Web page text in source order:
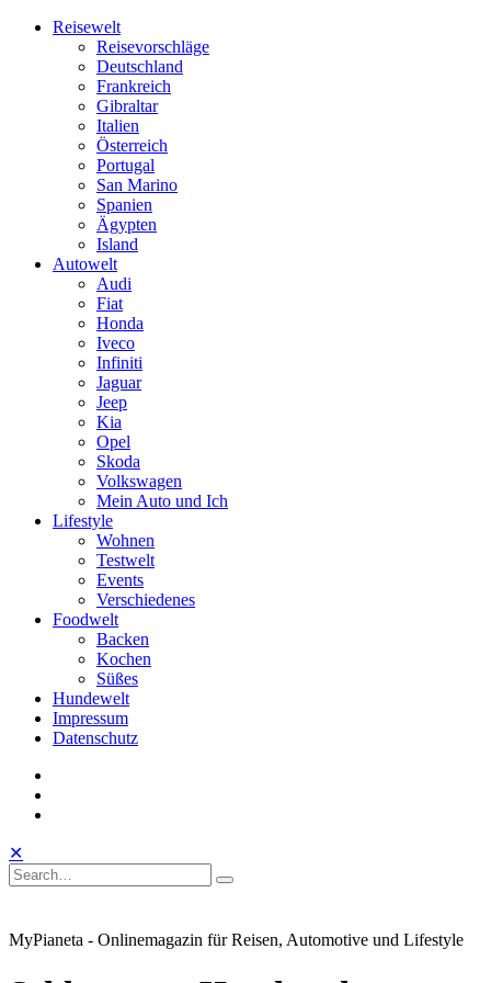
Skip
Reisewelt
Reisevorschläge
Deutschland
Frankreich
Gibraltar
Italien
Österreich
Portugal
San Marino
Spanien
Ägypten
Island
Autowelt
Audi
Fiat
Honda
Iveco
Infiniti
Jaguar
Jeep
Kia
Opel
Skoda
Volkswagen
Mein Auto und Ich
Lifestyle
Wohnen
Testwelt
Events
Verschiedenes
Foodwelt
Backen
Kochen
Süßes
Hundewelt
Impressum
Datenschutz
Toggle
Mobile
Menu
Open
Search
✕
Search
Search
for:
Search
MyPianeta - Onlinemagazin für Reisen, Automotive und Lifestyle